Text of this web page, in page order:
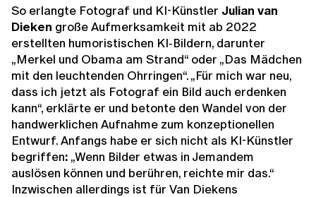
So erlangte Fotograf und KI-Künstler Julian van
Dieken große Aufmerksamkeit mit ab 2022
erstellten humoristischen KI‑Bildern, darunter
„Merkel und Obama am Strand“ oder „Das Mädchen
mit den leuchtenden Ohrringen“. „Für mich war neu,
dass ich jetzt als Fotograf ein Bild auch erdenken
kann“, erklärte er und betonte den Wandel von der
handwerklichen Aufnahme zum konzeptionellen
Entwurf. Anfangs habe er sich nicht als KI-Künstler
begriffen: „Wenn Bilder etwas in Jemandem
auslösen können und berühren, reichte mir das.“
Inzwischen allerdings ist für Van Diekens